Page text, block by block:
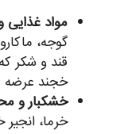
مواد غذایی
گوجه،
قند و شکر
خجند عرضه
خشکبار و
خرما،